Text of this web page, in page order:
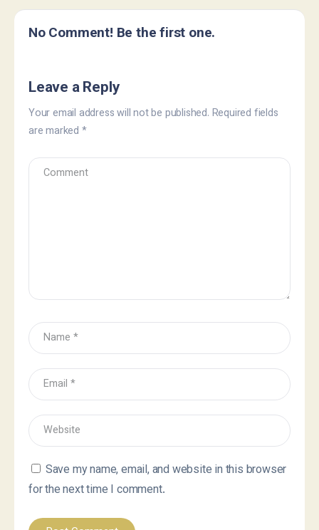
No Comment! Be the first one.
Leave a Reply
Your email address will not be published. Required fields
are marked *
Save my name, email, and website in this browser
for the next time I comment.